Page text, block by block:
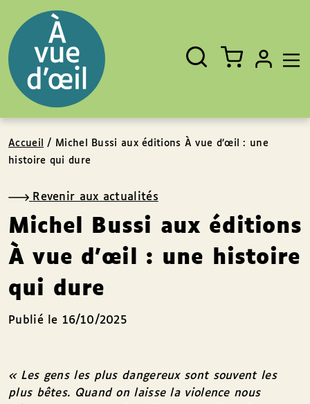
Fermer
Rechercher
un
livre,
un
auteur,
un
EAN
Accueil / Michel Bussi aux éditions À vue d’œil : une
histoire qui dure
Revenir aux actualités
Michel Bussi aux éditions
À vue d’œil : une histoire
qui dure
Publié le 16/10/2025
« Les gens les plus dangereux sont souvent les
plus bêtes. Quand on laisse la violence nous